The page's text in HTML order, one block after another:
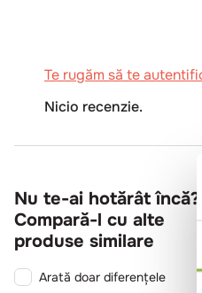
Te rugăm să te
Nicio recenzie.
Nu te-ai hotărât încă?
Compară-l cu alte
produse similare
Arată doar diferențele